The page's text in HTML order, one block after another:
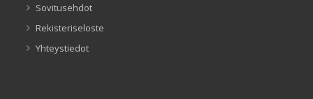
Sovitusehdot
Rekisteriseloste
Yhteystiedot